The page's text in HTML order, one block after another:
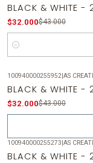
BLACK & WHITE
$32.000$43.000
Cantidad
Agotado
100940000255952|AS
BLACK & WHITE
$32.000$43.000
100940000255273|AS
BLACK & WHITE